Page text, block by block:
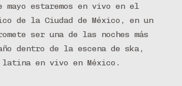
mayo estaremos en vivo en el
de la Ciudad de México, en un
ser una de las noches más
dentro de la escena de ska,
latina en vivo en México.